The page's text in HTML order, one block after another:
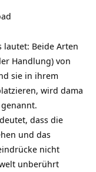
lautet: Beide Arten
Handlung) von
sie in ihrem
wird dama
dass die
und das
nicht
unberührt